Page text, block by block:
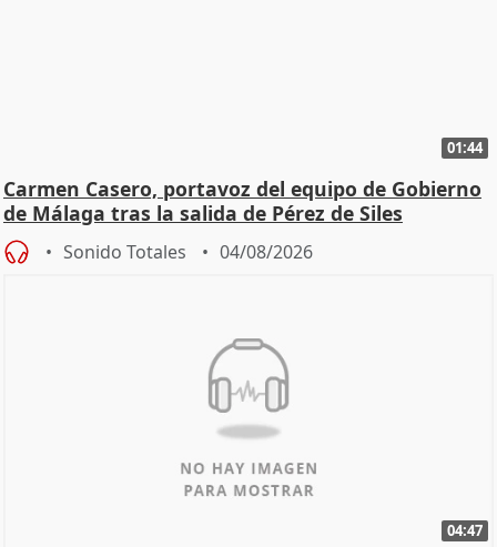
01:44
Carmen Casero, portavoz del equipo de Gobierno
de Málaga tras la salida de Pérez de Siles
Sonido Totales 04/08/2026
04:47